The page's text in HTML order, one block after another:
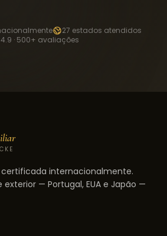
27 estados atendidos
4.9 · 500+ avaliações
internacionalmente.
exterior — Portugal, EUA e Japão —